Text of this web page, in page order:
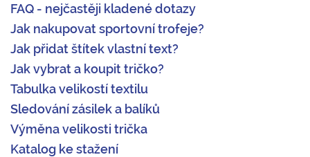
FAQ - nejčastěji kladené dotazy
Jak nakupovat sportovní trofeje?
Jak přidat štítek vlastní text?
Jak vybrat a koupit tričko?
Tabulka velikostí textilu
Sledování zásilek a balíků
Výměna velikosti trička
Katalog ke stažení